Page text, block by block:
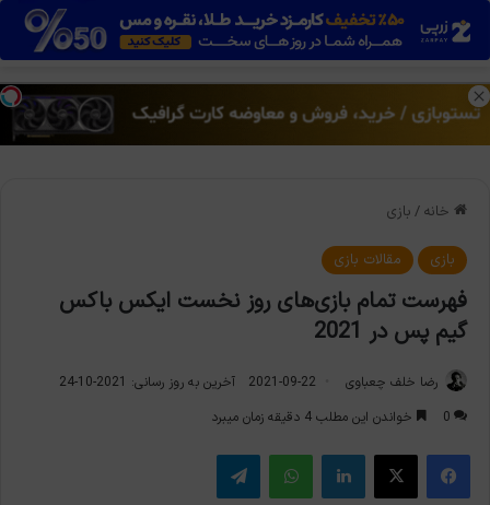
منو
خانه / بازی
بازی مقالات بازی
فهرست تمام بازی‌های روز نخست ایکس باکس
گیم پس در 2021
رضا خلف چعباوی 2021-09-22
آخرین به روز رسانی: 2021-10-24
0
خواندن این مطلب 4 دقیقه زمان میبرد
فیس بوک X لینکدین واتس آپ تلگرام